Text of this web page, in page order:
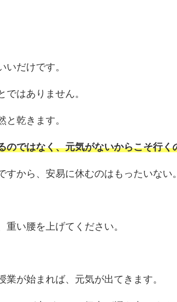
だけです。
はありません。
と乾きます。
のではなく、元気がないからこそ行く
から、安易に休むのはもったいない。
い腰を上げてください。
が始まれば、元気が出てきます。